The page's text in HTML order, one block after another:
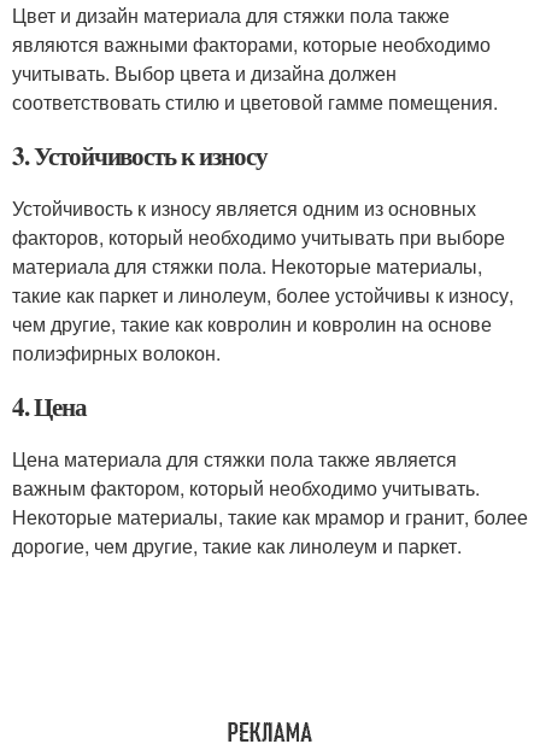
Цвет и дизайн материала для стяжки пола также
являются важными факторами, которые необходимо
учитывать. Выбор цвета и дизайна должен
соответствовать стилю и цветовой гамме помещения.
3. Устойчивость к износу
Устойчивость к износу является одним из основных
факторов, который необходимо учитывать при выборе
материала для стяжки пола. Некоторые материалы,
такие как паркет и линолеум, более устойчивы к износу,
чем другие, такие как ковролин и ковролин на основе
полиэфирных волокон.
4. Цена
Цена материала для стяжки пола также является
важным фактором, который необходимо учитывать.
Некоторые материалы, такие как мрамор и гранит, более
дорогие, чем другие, такие как линолеум и паркет.